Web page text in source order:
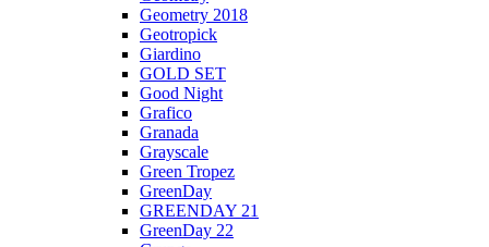
Geometry 2018
Geotropick
Giardino
GOLD SET
Good Night
Grafico
Granada
Grayscale
Green Tropez
GreenDay
GREENDAY 21
GreenDay 22